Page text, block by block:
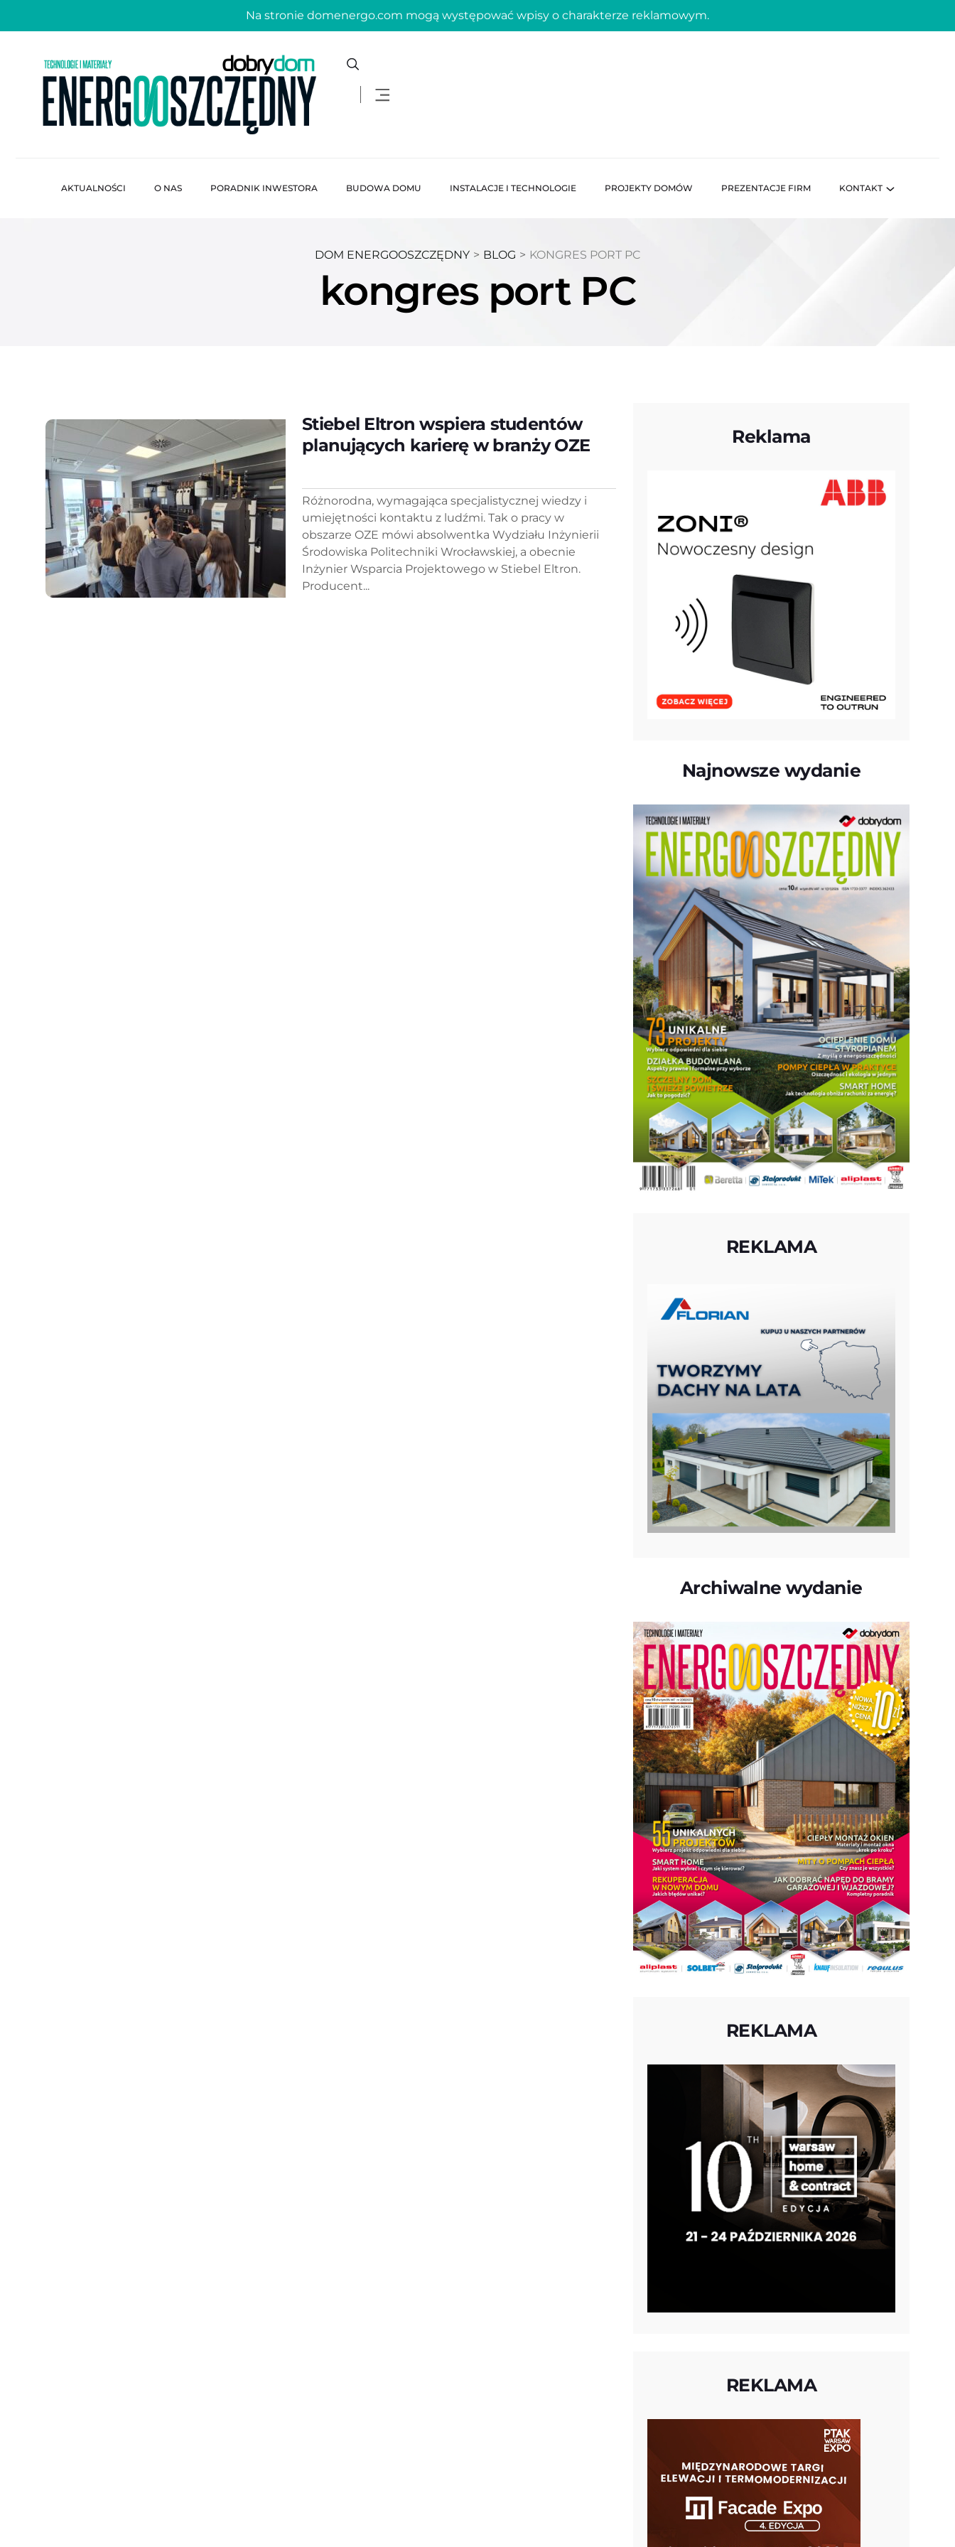
Na stronie domenergo.com mogą występować wpisy o charakterze reklamowym.
AKTUALNOŚCI O NAS PORADNIK INWESTORA BUDOWA DOMU INSTALACJE I TECHNOLOGIE PROJEKTY DOMÓW PREZENTACJE FIRM KONTAKT
DOM ENERGOOSZCZĘDNY > BLOG > KONGRES PORT PC
kongres port PC
Stiebel Eltron wspiera studentów
planujących karierę w branży OZE
Różnorodna, wymagająca specjalistycznej wiedzy i
umiejętności kontaktu z ludźmi. Tak o pracy w
obszarze OZE mówi absolwentka Wydziału Inżynierii
Środowiska Politechniki Wrocławskiej, a obecnie
Inżynier Wsparcia Projektowego w Stiebel Eltron.
Producent...
Reklama
Najnowsze wydanie
REKLAMA
Archiwalne wydanie
REKLAMA
REKLAMA